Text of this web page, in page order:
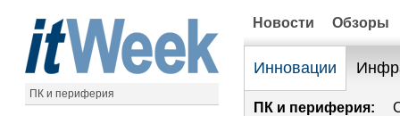
ПК и периферия
Новости Обзоры
Инновации
ПК и периферия: